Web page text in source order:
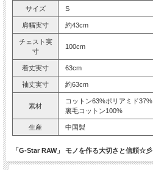
サイズ S
肩幅実寸 約43cm
チェスト実
寸
100cm
着丈実寸 63cm
袖丈実寸 約63cm
素材
コットン63%ポリアミド37%
裏毛コットン100%
生産 中国製
「G-Star RAW」 モノを作る大切さと信頼☆彡